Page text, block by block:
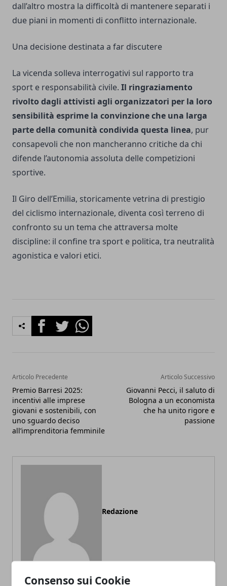
Consenso sui Cookie
dall’altro mostra la difficoltà di mantenere separati i
due piani in momenti di conflitto internazionale.
Una decisione destinata a far discutere
La vicenda solleva interrogativi sul rapporto tra
sport e responsabilità civile. Il ringraziamento
rivolto dagli attivisti agli organizzatori per la loro
sensibilità esprime la convinzione che una larga
parte della comunità condivida questa linea, pur
consapevoli che non mancheranno critiche da chi
difende l’autonomia assoluta delle competizioni
sportive.
Il Giro dell’Emilia, storicamente vetrina di prestigio
del ciclismo internazionale, diventa così terreno di
confronto su un tema che attraversa molte
discipline: il confine tra sport e politica, tra neutralità
agonistica e valori etici.
FacebookTwitterWhatsapp
Articolo Precedente
Premio Barresi 2025:
incentivi alle imprese
giovani e sostenibili, con
uno sguardo deciso
all’imprenditoria femminile
Articolo Successivo
Giovanni Pecci, il saluto di
Bologna a un economista
che ha unito rigore e
passione
Redazione